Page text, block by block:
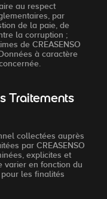
au respect
par
de la paie, de
la corruption ;
de CREASENSO
à caractère
Traitements
collectées auprès
par CREASENSO
explicites et
varier en fonction du
les finalités